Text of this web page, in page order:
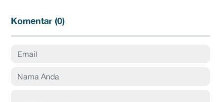
Komentar (0)